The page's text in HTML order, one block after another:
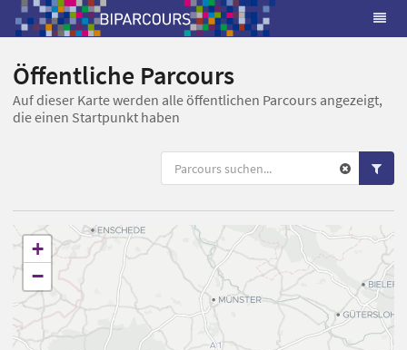
Öffentliche Parcours
Auf dieser Karte werden alle öffentlichen Parcours angezeigt,
die einen Startpunkt haben
+
−